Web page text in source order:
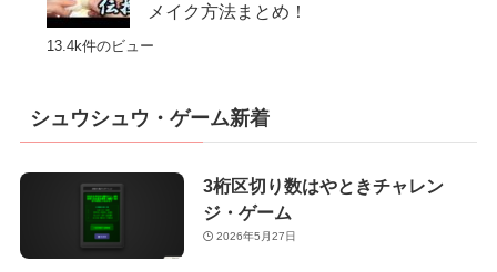
メイク方法まとめ！
13.4k件のビュー
シュウシュウ・ゲーム新着
3桁区切り数はやときチャレン
ジ・ゲーム
2026年5月27日